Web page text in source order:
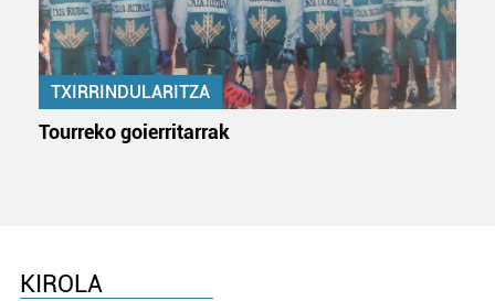
Bazkide batzuek ez dizute baimenik eskatzen, eta beren
interes komertzial legitimoetan babesten dira. Ikusi gure
bazkideen zerrenda, beren ustez zein helburutarako
dezakezun ikusteko.
zure baimena Cookieen adierazpenean.
TXIRRINDULARITZA
Tourreko goierritarrak
KIROLA